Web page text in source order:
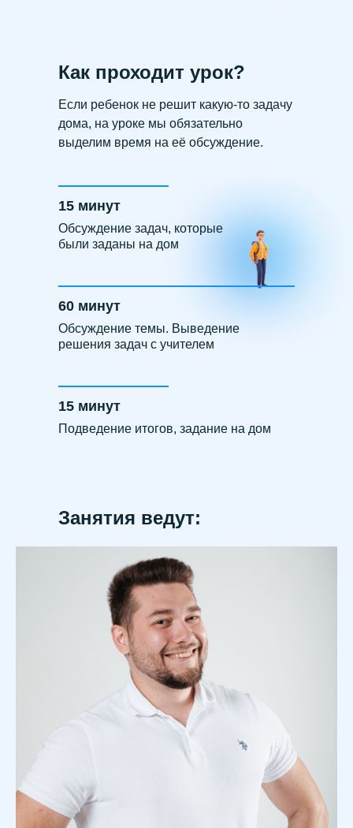
Как проходит урок?
15 минут
Обсуждение задач, которые
были заданы на дом
60 минут
Обсуждение темы. Выведение
решения задач с учителем
15 минут
Подведение итогов, задание на дом
Если ребенок не решит какую-то задачу
дома, на уроке мы обязательно
выделим время на её обсуждение.
Занятия ведут: